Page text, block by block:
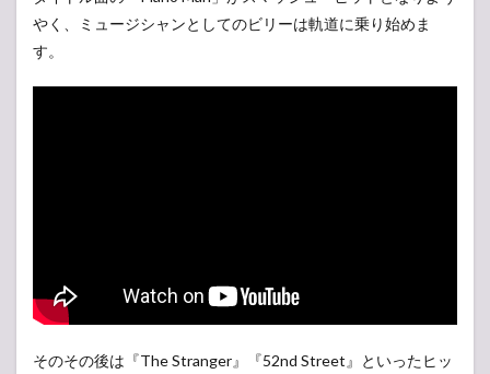
やく、ミュージシャンとしてのビリーは軌道に乗り始めま
す。
そのその後は『The Stranger』『52nd Street』といったヒッ